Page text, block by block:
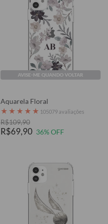
AVISE-ME QUANDO VOLTAR
Aquarela Floral
★ ★ ★ ★ ★ 105079 avaliações
R$109,90
R$69,90 36% OFF